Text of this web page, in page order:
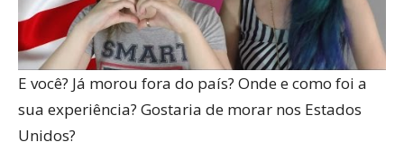
E você? Já morou fora do país? Onde e como foi a
sua experiência? Gostaria de morar nos Estados
Unidos?